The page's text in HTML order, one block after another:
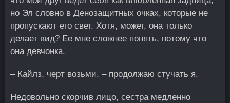
но Эл словно в Денозащитных очках, которые не
пропускают его свет. Хотя, может, она только
делает вид? Ее мне сложнее понять, потому что
она девчонка.
– Кайлз, черт возьми, – продолжаю стучать я.
Недовольно скорчив лицо, сестра медленно